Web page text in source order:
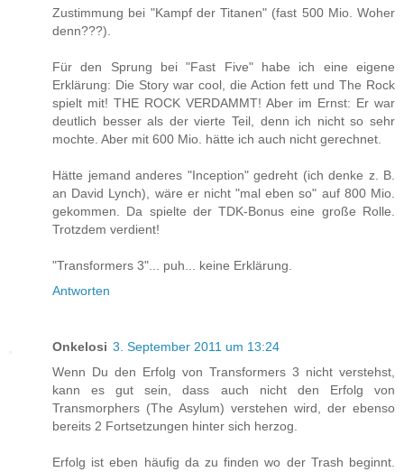
Zustimmung bei "Kampf der Titanen" (fast 500 Mio. Woher
denn???).
Für den Sprung bei "Fast Five" habe ich eine eigene
Erklärung: Die Story war cool, die Action fett und The Rock
spielt mit! THE ROCK VERDAMMT! Aber im Ernst: Er war
deutlich besser als der vierte Teil, denn ich nicht so sehr
mochte. Aber mit 600 Mio. hätte ich auch nicht gerechnet.
Hätte jemand anderes "Inception" gedreht (ich denke z. B.
an David Lynch), wäre er nicht "mal eben so" auf 800 Mio.
gekommen. Da spielte der TDK-Bonus eine große Rolle.
Trotzdem verdient!
"Transformers 3"... puh... keine Erklärung.
Antworten
Onkelosi 3. September 2011 um 13:24
Wenn Du den Erfolg von Transformers 3 nicht verstehst,
kann es gut sein, dass auch nicht den Erfolg von
Transmorphers (The Asylum) verstehen wird, der ebenso
bereits 2 Fortsetzungen hinter sich herzog.
Erfolg ist eben häufig da zu finden wo der Trash beginnt.